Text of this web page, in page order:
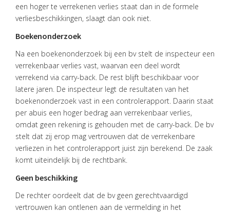
OVER
VISIE
ONS
TEAM
ACTUEEL
VACATURES
CONTACT
een hoger te verrekenen verlies staat dan in de formele
verliesbeschikkingen, slaagt dan ook niet.
Boekenonderzoek
Na een boekenonderzoek bij een bv stelt de inspecteur een
verrekenbaar verlies vast, waarvan een deel wordt
verrekend via carry-back. De rest blijft beschikbaar voor
latere jaren. De inspecteur legt de resultaten van het
boekenonderzoek vast in een controlerapport. Daarin staat
per abuis een hoger bedrag aan verrekenbaar verlies,
omdat geen rekening is gehouden met de carry-back. De bv
stelt dat zij erop mag vertrouwen dat de verrekenbare
verliezen in het controlerapport juist zijn berekend. De zaak
komt uiteindelijk bij de rechtbank.
Geen beschikking
De rechter oordeelt dat de bv geen gerechtvaardigd
vertrouwen kan ontlenen aan de vermelding in het